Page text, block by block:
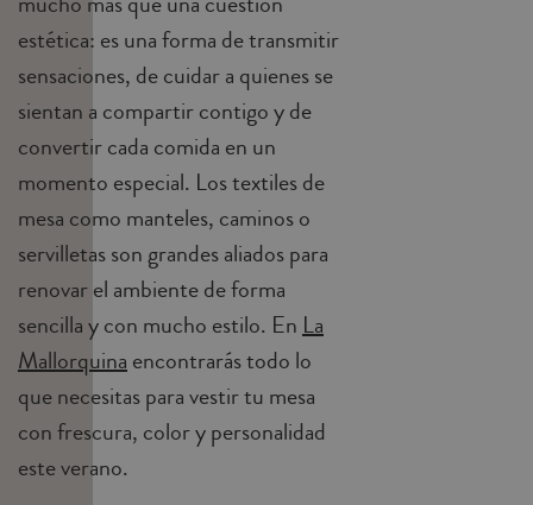
estética: es una forma de transmitir
sensaciones, de cuidar a quienes se
sientan a compartir contigo y de
convertir cada comida en un
momento especial. Los textiles de
mesa como manteles, caminos o
servilletas son grandes aliados para
renovar el ambiente de forma
sencilla y con mucho estilo. EnLa
Mallorquinaencontrarás todo lo
que necesitas para vestir tu mesa
con frescura, color y personalidad
este verano.